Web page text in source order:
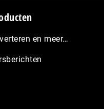
en meer…